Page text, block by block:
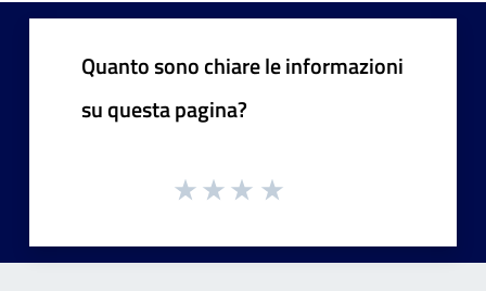
Quanto sono chiare le informazioni
su questa pagina?